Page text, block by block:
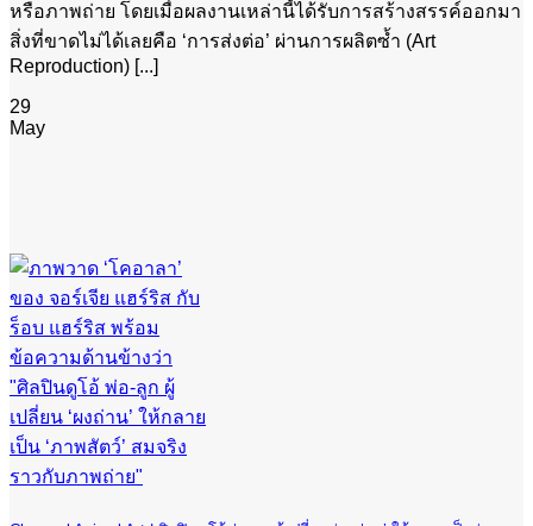
หรือภาพถ่าย โดยเมื่อผลงานเหล่านี้ได้รับการสร้างสรรค์ออกมา
สิ่งที่ขาดไม่ได้เลยคือ ‘การส่งต่อ’ ผ่านการผลิตซ้ำ (Art
Reproduction) [...]
29
May